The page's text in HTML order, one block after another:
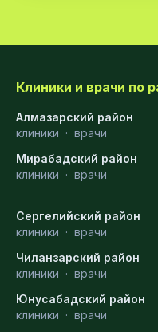
Клиники и врачи по
Алмазарский район
клиники · врачи
Мирабадский район
клиники · врачи
Сергелийский район
клиники · врачи
Чиланзарский район
клиники · врачи
Юнусабадский район
клиники · врачи